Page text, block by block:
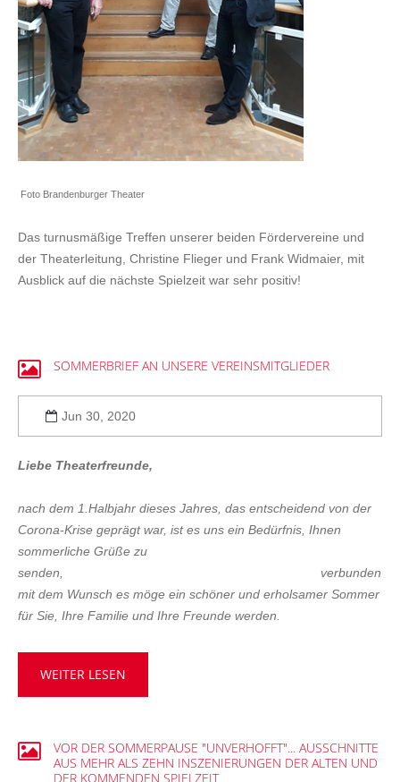
Foto Brandenburger Theater
Das turnusmäßige Treffen unserer beiden Fördervereine und
der Theaterleitung, Christine Flieger und Frank Widmaier, mit
Ausblick auf die nächste Spielzeit war sehr positiv!
SOMMERBRIEF AN UNSERE VEREINSMITGLIEDER
Jun 30, 2020
Liebe Theaterfreunde,
nach dem 1.Halbjahr dieses Jahres, das entscheidend von der
Corona-Krise geprägt war, ist es uns ein Bedürfnis, Ihnen
sommerliche Grüße zu
senden, verbunden
mit dem Wunsch es möge ein schöner und erholsamer Sommer
für Sie, Ihre Familie und Ihre Freunde werden.
WEITER LESEN
VOR DER SOMMERPAUSE "UNVERHOFFT"... AUSSCHNITTE
AUS MEHR ALS ZEHN INSZENIERUNGEN DER ALTEN UND
DER KOMMENDEN SPIELZEIT